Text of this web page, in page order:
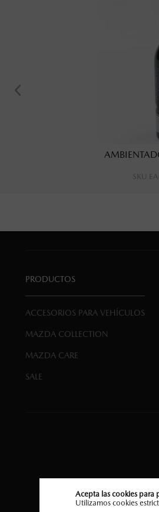
SKU
PRODUCTOS
ACCESORIOS PARA VEHÍCULOS
MAZDA COLLECTION
MAZDA CARE
SALE
Acepta las cookies para
Utilizamos cookies